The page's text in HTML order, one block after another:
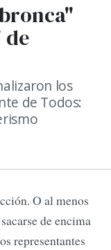
los
de Todos:
O al menos
de encima
representantes